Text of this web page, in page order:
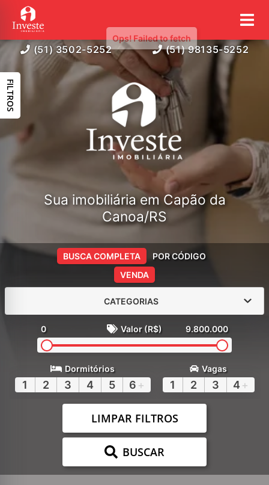
(51) 3502-5252 (51) 98135-5252
Sua imobiliária em Capão da
Canoa/RS
VENDA
BUSCA COMPLETA POR CÓDIGO
CATEGORIAS
0 Valor (R$) 9.800.000
Dormitórios
1 2 3 4 5 6 +
Vagas
1 2 3 4 +
LIMPAR FILTROS
BUSCAR
FILTROS